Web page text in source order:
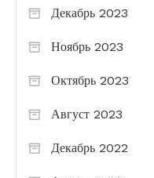
Декабрь 2023
Ноябрь 2023
Октябрь 2023
Август 2023
Декабрь 2022